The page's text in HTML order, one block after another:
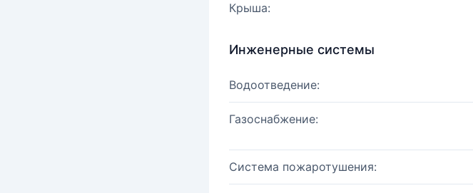
Крыша:
Инженерные системы
Водоотведение:
Газоснабжение:
Система пожаротушения: